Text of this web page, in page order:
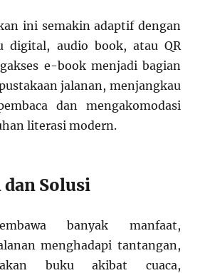
ini semakin adaptif dengan
digital, audio book, atau QR
e-book menjadi bagian
jalanan, menjangkau
dan mengakomodasi
literasi modern.
Solusi
banyak manfaat,
menghadapi tantangan,
buku akibat cuaca,